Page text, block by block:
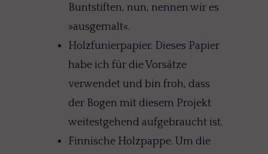
Buntstiften, nun, nennen wir es
»ausgemalt«.
Holzfunierpapier. Dieses Papier
habe ich für die Vorsätze
verwendet und bin froh, dass
der Bogen mit diesem Projekt
weitestgehend aufgebraucht ist.
Finnische Holzpappe. Um die